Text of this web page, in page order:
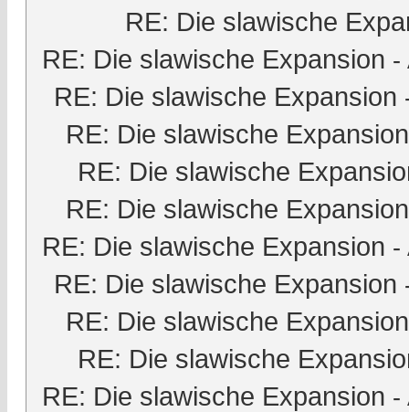
RE: Die slawische
RE: Die slawische Expansion -
RE: Die slawische Expansion
RE: Die slawische Expansion
RE: Die slawische
RE: Die slawische Expansion
RE: Die slawische Expansion -
RE: Die slawische Expansion
RE: Die slawische Expansion
RE: Die slawische
RE: Die slawische Expansion -